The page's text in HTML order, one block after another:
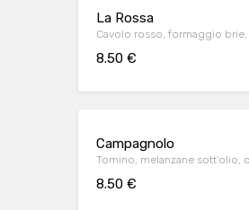
La Rossa
Cavolo rosso, formaggio
8.50 €
Campagnolo
Tomino, melanzane sott'olio,
8.50 €